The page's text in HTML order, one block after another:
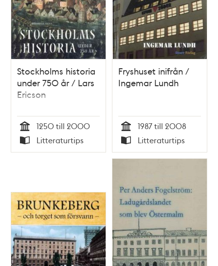
Stockholms historia
under 750 år / Lars
Ericson
Tid
1250 till 2000
Typ
Litteraturtips
Fryshuset inifrån /
Ingemar Lundh
Tid
1987 till 2008
Typ
Litteraturtips